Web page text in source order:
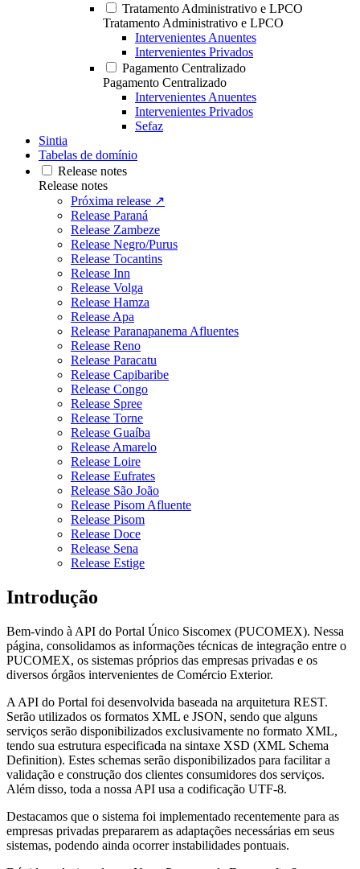
Tratamento Administrativo e LPCO
Tratamento Administrativo e LPCO
Intervenientes Anuentes
Intervenientes Privados
Pagamento Centralizado
Pagamento Centralizado
Intervenientes Anuentes
Intervenientes Privados
Sefaz
Sintia
Tabelas de domínio
Release notes
Release notes
Próxima release ↗
Release Paraná
Release Zambeze
Release Negro/Purus
Release Tocantins
Release Inn
Release Volga
Release Hamza
Release Apa
Release Paranapanema Afluentes
Release Reno
Release Paracatu
Release Capibaribe
Release Congo
Release Spree
Release Torne
Release Guaíba
Release Amarelo
Release Loire
Release Eufrates
Release São João
Release Pisom Afluente
Release Pisom
Release Doce
Release Sena
Release Estige
Introdução
Bem-vindo à API do Portal Único Siscomex (PUCOMEX). Nessa
página, consolidamos as informações técnicas de integração entre o
PUCOMEX, os sistemas próprios das empresas privadas e os
diversos órgãos intervenientes de Comércio Exterior.
A API do Portal foi desenvolvida baseada na arquitetura REST.
Serão utilizados os formatos XML e JSON, sendo que alguns
serviços serão disponibilizados exclusivamente no formato XML,
tendo sua estrutura especificada na sintaxe XSD (XML Schema
Definition). Estes schemas serão disponibilizados para facilitar a
validação e construção dos clientes consumidores dos serviços.
Além disso, toda a nossa API usa a codificação UTF-8.
Destacamos que o sistema foi implementado recentemente para as
empresas privadas prepararem as adaptações necessárias em seus
sistemas, podendo ainda ocorrer instabilidades pontuais.